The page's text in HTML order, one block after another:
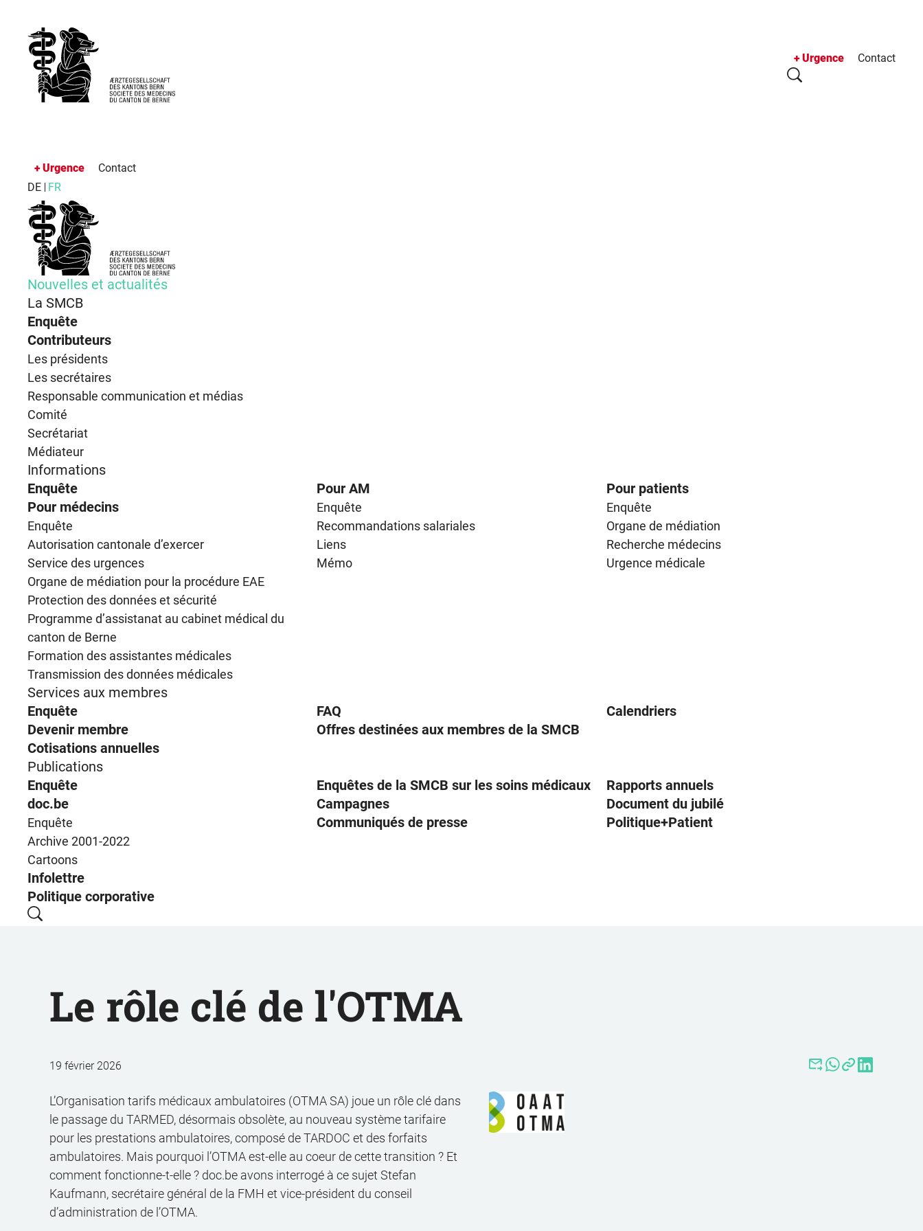
Urgence Contact
Urgence
Contact
DE FR
Nouvelles et actualités
La SMCB
Enquête
Contributeurs
Les présidents
Les secrétaires
Responsable communication et médias
Comité
Secrétariat
Médiateur
Informations
Enquête
Pour médecins
Enquête
Autorisation cantonale d’exercer
Service des urgences
Organe de médiation pour la procédure EAE
Protection des données et sécurité
Programme d’assistanat au cabinet médical du
canton de Berne
Formation des assistantes médicales
Transmission des données médicales
Pour AM
Enquête
Recommandations salariales
Liens
Mémo
Pour patients
Enquête
Organe de médiation
Recherche médecins
Urgence médicale
Services aux membres
Enquête
Devenir membre
Cotisations annuelles
FAQ
Offres destinées aux membres de la SMCB
Calendriers
Publications
Enquête
doc.be
Enquête
Archive 2001-2022
Cartoons
Infolettre
Politique corporative
Enquêtes de la SMCB sur les soins médicaux
Campagnes
Communiqués de presse
Rapports annuels
Document du jubilé
Politique+Patient
Le rôle clé de l'OTMA
19 février 2026
L’Organisation tarifs médicaux ambulatoires (OTMA SA) joue un rôle clé dans
le passage du TARMED, désormais obsolète, au nouveau système tarifaire
pour les prestations ambulatoires, composé de TARDOC et des forfaits
ambulatoires. Mais pourquoi l’OTMA est-elle au coeur de cette transition ? Et
comment fonctionne-t-elle ? doc.be avons interrogé à ce sujet Stefan
Kaufmann, secrétaire général de la FMH et vice-président du conseil
d’administration de l’OTMA.